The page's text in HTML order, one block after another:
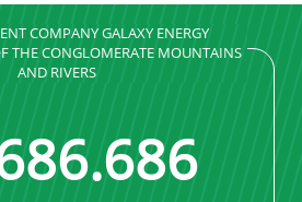
COMPANY GALAXY ENERGY
THE CONGLOMERATE MOUNTAINS
AND RIVERS
.689